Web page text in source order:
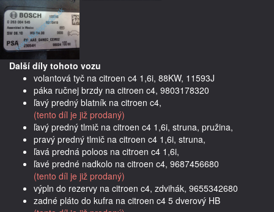
Další díly tohoto vozu
volantová tyč na citroen c4 1,6i, 88KW, 11593J
páka ručnej brzdy na citroen c4, 9803178320
ľavý predný blatník na citroen c4,
(tento díl je již prodaný)
ľavý predný tlmič na citroen c4 1,6i, struna, pružina,
pravý predný tlmič na citroen c4 1,6i, struna,
ľavá predná poloos na citroen c4 1,6i,
ľavé predné nadkolo na citroen c4, 9687456680
(tento díl je již prodaný)
výpln do rezervy na citroen c4, zdvihák, 9655342680
zadné pláto do kufra na citroen c4 5 dverový HB